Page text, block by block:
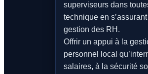
superviseurs dans
technique en
gestion des RH.
Offrir un appui à la
personnel local
salaires, à la sécurité